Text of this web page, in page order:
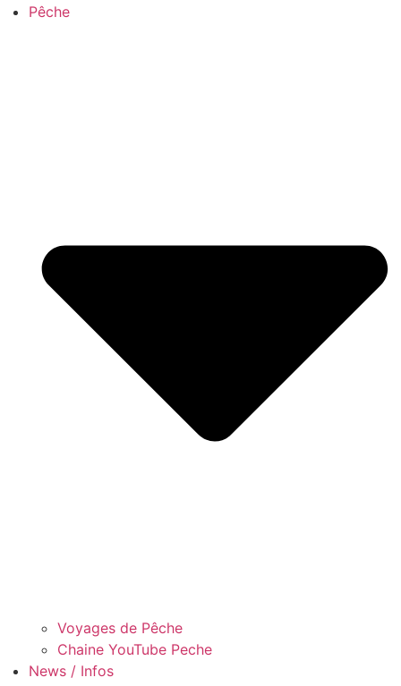
Pêche
Voyages de Pêche
Chaine YouTube Peche
News / Infos